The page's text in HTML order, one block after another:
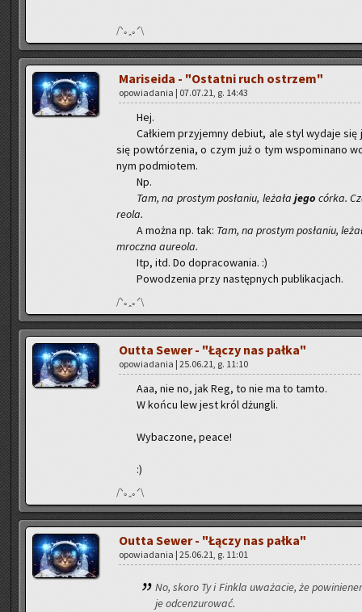
/ᐠ｡ꞈ｡ᐟ\
Ma­ri­se­ida - "Ostat­ni ruch ostrzem"
opo­wia­da­nia | 07.07.21, g. 14:43
Hej.
Cał­kiem przy­jem­ny de­biut, ale styl wy­da­je
się po­wtó­rze­nia, o czym już o tym wspo­mi­na­no
nym pod­mio­tem.
Np.
Tam, na pro­stym po­sła­niu, le­ża­łajego córka.
re­ola.
A można np. tak: Tam, na pro­stym po­sła­niu,
mrocz­na au­re­ola.
Itp, itd. Do do­pra­co­wa­nia. :)
Po­wo­dze­nia przy na­stęp­nych pu­bli­ka­cjach.
/ᐠ｡ꞈ｡ᐟ\
Outta Sewer - "Łączy nas pałka"
opo­wia­da­nia | 25.06.21, g. 11:10
Aaa, nie no, jak Reg, to nie ma to tamto.
W końcu lew jest król dżun­gli.
Wy­ba­czo­ne, peace!
:)
/ᐠ｡ꞈ｡ᐟ\
Outta Sewer - "Łączy nas pałka"
opo­wia­da­nia | 25.06.21, g. 11:01
No, skoro Ty i Fin­kla uwa­ża­cie, że
je od­cen­zu­ro­wać.